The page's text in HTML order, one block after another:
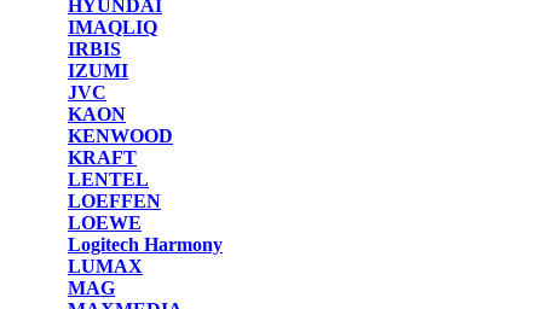
HYUNDAI
IMAQLIQ
IRBIS
IZUMI
JVC
KAON
KENWOOD
KRAFT
LENTEL
LOEFFEN
LOEWE
Logitech Harmony
LUMAX
MAG